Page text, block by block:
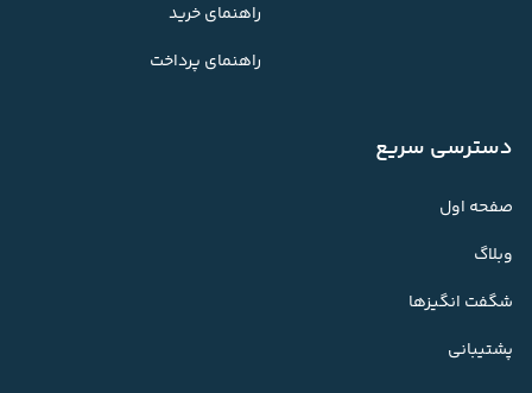
راهنمای خرید
راهنمای پرداخت
دسترسی سریع
صفحه اول
وبلاگ
شگفت انگیزها
پشتیبانی